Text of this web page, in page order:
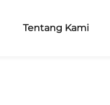
Tentang Kami